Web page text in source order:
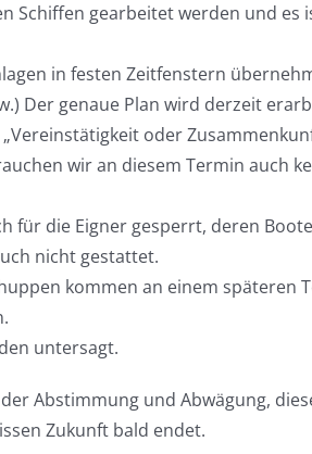
Schiffen gearbeitet werden und es
in festen Zeitfenstern
Der genaue Plan wird derzeit
oder
wir an diesem Termin auch
für die Eigner gesperrt, deren
nicht gestattet.
kommen an einem späteren
untersagt.
Abstimmung und Abwägung,
Zukunft bald endet.